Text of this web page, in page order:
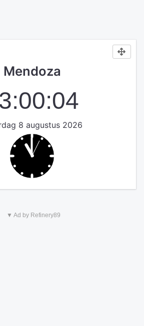
Mendoza
8 augustus 2026
▼ Ad by Refinery89